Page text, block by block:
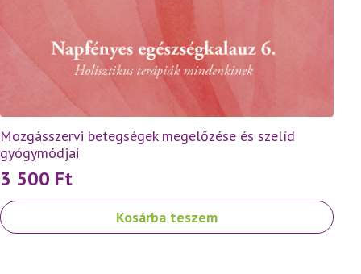
Mozgásszervi betegségek megelőzése és szelíd
gyógymódjai
3 500 Ft
Kosárba teszem